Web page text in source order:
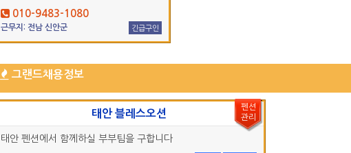
010-9483-1080
근무지: 전남 신안군 긴급구인
그랜드채용정보
태안 블레스오션
태안 펜션에서 함께하실 부부팀을 구합니다
펜션
관리